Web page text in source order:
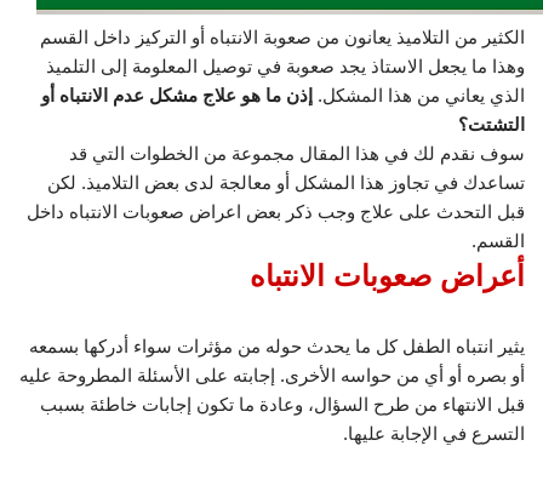
الكثير من التلاميذ يعانون من صعوبة الانتباه أو التركيز داخل القسم
وهذا ما يجعل الاستاذ يجد صعوبة في توصيل المعلومة إلى التلميذ
الذي يعاني من هذا المشكل. إذن ما هو علاج مشكل عدم الانتباه أو
التشتت؟
سوف نقدم لك في هذا المقال مجموعة من الخطوات التي قد
تساعدك في تجاوز هذا المشكل أو معالجة لدى بعض التلاميذ. لكن
قبل التحدث على علاج وجب ذكر بعض اعراض صعوبات الانتباه داخل
القسم.
أعراض صعوبات الانتباه
يثير انتباه الطفل كل ما يحدث حوله من مؤثرات سواء أدركها بسمعه
أو بصره أو أي من حواسه الأخرى. إجابته على الأسئلة المطروحة عليه
قبل الانتهاء من طرح السؤال، وعادة ما تكون إجابات خاطئة بسبب
التسرع في الإجابة عليها.